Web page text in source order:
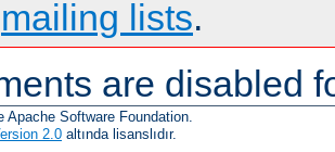
mailing lists.
are disabled
Apache Software Foundation.
2.0 altında lisanslıdır.